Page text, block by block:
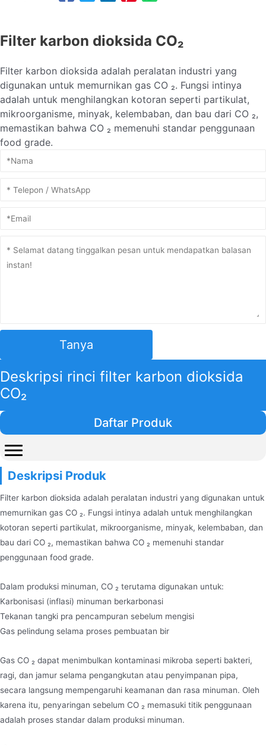
Filter karbon dioksida CO₂
Filter karbon dioksida adalah peralatan industri yang
digunakan untuk memurnikan gas CO ₂. Fungsi intinya
adalah untuk menghilangkan kotoran seperti partikulat,
mikroorganisme, minyak, kelembaban, dan bau dari CO ₂,
memastikan bahwa CO ₂ memenuhi standar penggunaan
food grade.
Tanya
Deskripsi rinci filter karbon dioksida
CO₂
Deskripsi Produk
Filter karbon dioksida adalah peralatan industri yang digunakan untuk
memurnikan gas CO ₂. Fungsi intinya adalah untuk menghilangkan
kotoran seperti partikulat, mikroorganisme, minyak, kelembaban, dan
bau dari CO ₂, memastikan bahwa CO ₂ memenuhi standar
penggunaan food grade.
Dalam produksi minuman, CO ₂ terutama digunakan untuk:
Karbonisasi (inflasi) minuman berkarbonasi
Tekanan tangki pra pencampuran sebelum mengisi
Gas pelindung selama proses pembuatan bir
Gas CO ₂ dapat menimbulkan kontaminasi mikroba seperti bakteri,
ragi, dan jamur selama pengangkutan atau penyimpanan pipa,
secara langsung mempengaruhi keamanan dan rasa minuman. Oleh
karena itu, penyaringan sebelum CO ₂ memasuki titik penggunaan
adalah proses standar dalam produksi minuman.
Daftar Produk